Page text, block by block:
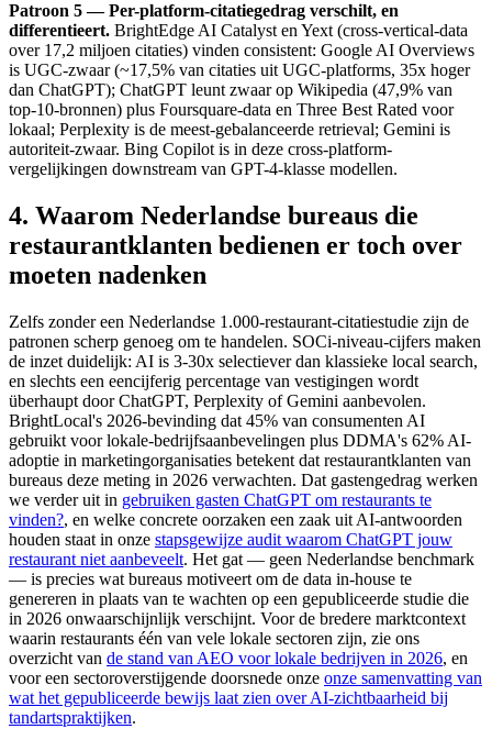
Patroon 5 — Per-platform-citatiegedrag verschilt, en
differentieert. BrightEdge AI Catalyst en Yext (cross-vertical-data
over 17,2 miljoen citaties) vinden consistent: Google AI Overviews
is UGC-zwaar (~17,5% van citaties uit UGC-platforms, 35x hoger
dan ChatGPT); ChatGPT leunt zwaar op Wikipedia (47,9% van
top-10-bronnen) plus Foursquare-data en Three Best Rated voor
lokaal; Perplexity is de meest-gebalanceerde retrieval; Gemini is
autoriteit-zwaar. Bing Copilot is in deze cross-platform-
vergelijkingen downstream van GPT-4-klasse modellen.
4. Waarom Nederlandse bureaus die
restaurantklanten bedienen er toch over
moeten nadenken
Zelfs zonder een Nederlandse 1.000-restaurant-citatiestudie zijn de
patronen scherp genoeg om te handelen. SOCi-niveau-cijfers maken
de inzet duidelijk: AI is 3-30x selectiever dan klassieke local search,
en slechts een eencijferig percentage van vestigingen wordt
überhaupt door ChatGPT, Perplexity of Gemini aanbevolen.
BrightLocal's 2026-bevinding dat 45% van consumenten AI
gebruikt voor lokale-bedrijfsaanbevelingen plus DDMA's 62% AI-
adoptie in marketingorganisaties betekent dat restaurantklanten van
bureaus deze meting in 2026 verwachten. Dat gastengedrag werken
we verder uit in gebruiken gasten ChatGPT om restaurants te
vinden?, en welke concrete oorzaken een zaak uit AI-antwoorden
houden staat in onze stapsgewijze audit waarom ChatGPT jouw
restaurant niet aanbeveelt. Het gat — geen Nederlandse benchmark
— is precies wat bureaus motiveert om de data in-house te
genereren in plaats van te wachten op een gepubliceerde studie die
in 2026 onwaarschijnlijk verschijnt. Voor de bredere marktcontext
waarin restaurants één van vele lokale sectoren zijn, zie ons
overzicht van de stand van AEO voor lokale bedrijven in 2026, en
voor een sectoroverstijgende doorsnede onze onze samenvatting van
wat het gepubliceerde bewijs laat zien over AI-zichtbaarheid bij
tandartspraktijken.